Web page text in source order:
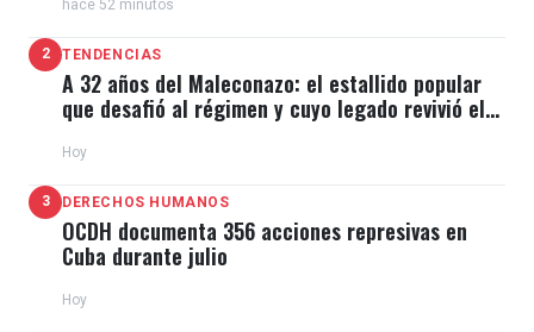
hace 52 minutos
2 TENDENCIAS
A 32 años del Maleconazo: el estallido popular
que desafió al régimen y cuyo legado revivió el
Hoy
3 DERECHOS HUMANOS
OCDH documenta 356 acciones represivas en
Cuba durante julio
Hoy